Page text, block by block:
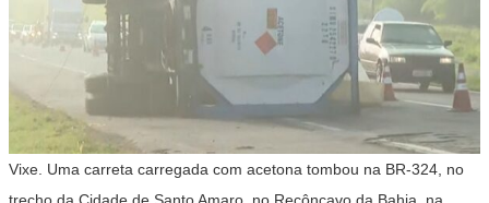
Vixe. Uma carreta carregada com acetona tombou na BR-324, no